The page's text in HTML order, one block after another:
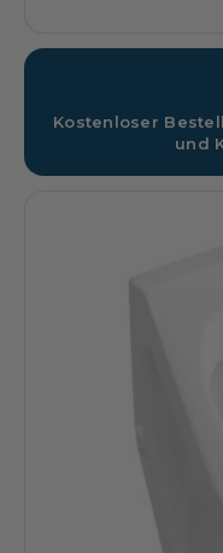
Kostenloser
und